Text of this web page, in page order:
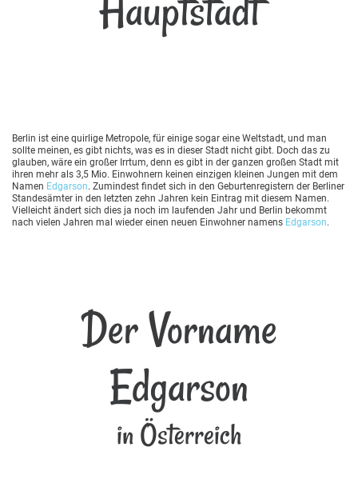
Berlin ist eine quirlige Metropole, für einige sogar eine Weltstadt, und man
sollte meinen, es gibt nichts, was es in dieser Stadt nicht gibt. Doch das zu
glauben, wäre ein großer Irrtum, denn es gibt in der ganzen großen Stadt mit
ihren mehr als 3,5 Mio. Einwohnern keinen einzigen kleinen Jungen mit dem
Namen Edgarson. Zumindest findet sich in den Geburtenregistern der Berliner
Standesämter in den letzten zehn Jahren kein Eintrag mit diesem Namen.
Vielleicht ändert sich dies ja noch im laufenden Jahr und Berlin bekommt
nach vielen Jahren mal wieder einen neuen Einwohner namens Edgarson.
Der Vorname
Edgarson
in Österreich